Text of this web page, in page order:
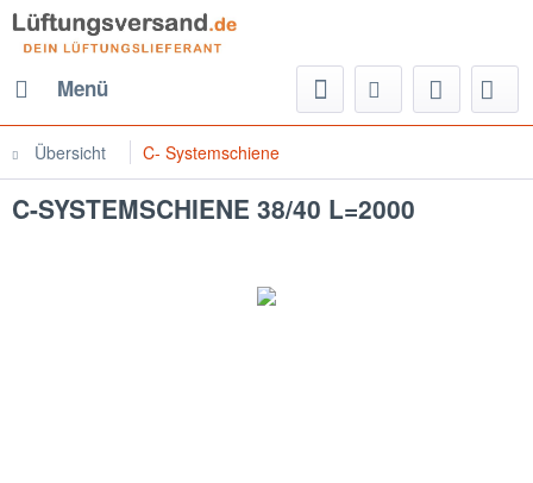
Menü
Übersicht C- Systemschiene
C-SYSTEMSCHIENE 38/40 L=2000